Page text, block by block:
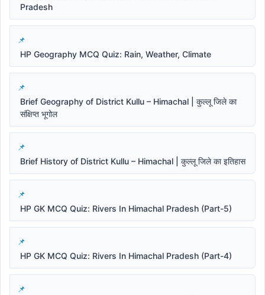
Pradesh
HP Geography MCQ Quiz: Rain, Weather, Climate
Brief Geography of District Kullu – Himachal | कुल्लू जिले का
संक्षिप्त भूगोल
Brief History of District Kullu – Himachal | कुल्लू जिले का इतिहास
HP GK MCQ Quiz: Rivers In Himachal Pradesh (Part-5)
HP GK MCQ Quiz: Rivers In Himachal Pradesh (Part-4)